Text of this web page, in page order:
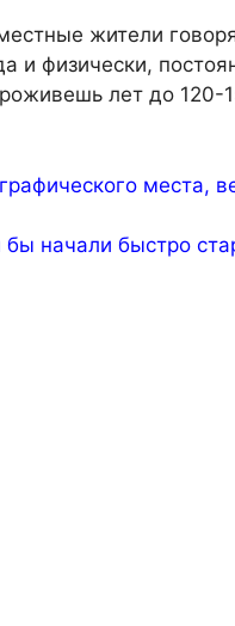
жители
и физически,
лет до 120-
места,
начали быстро